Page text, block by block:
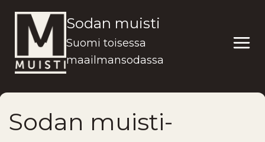
sisältöön
Sodan muisti
Suomi toisessa
maailmansodassa
Sodan muisti-